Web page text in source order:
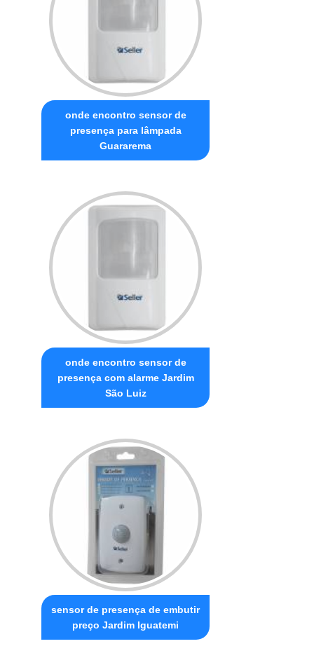
onde encontro sensor de
presença para lâmpada
Guararema
onde encontro sensor de
presença com alarme Jardim
São Luiz
sensor de presença de embutir
preço Jardim Iguatemi